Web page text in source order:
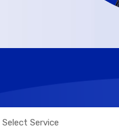
Select Service